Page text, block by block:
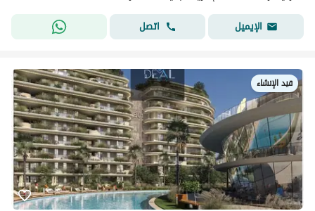
الإيميل
اتصل
قيد الإنشاء